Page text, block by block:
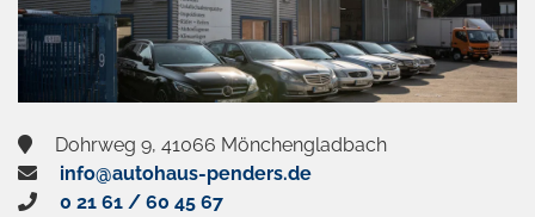
Dohrweg 9, 41066 Mönchengladbach
info@autohaus-penders.de
0 21 61 / 60 45 67